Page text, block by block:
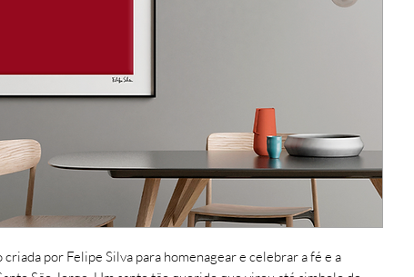
criada por Felipe Silva para homenagear e celebrar a fé e a